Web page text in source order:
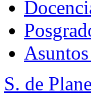
S. de